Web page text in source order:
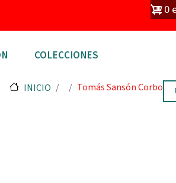
0
COLECCIONES
INICIO Tomás Sansón Corbo